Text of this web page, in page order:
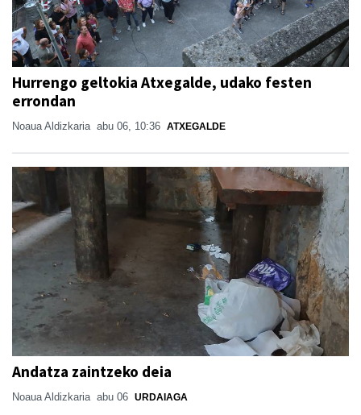
Hurrengo geltokia Atxegalde, udako festen
errondan
Noaua Aldizkaria abu 06, 10:36 ATXEGALDE
Andatza zaintzeko deia
Noaua Aldizkaria abu 06 URDAIAGA